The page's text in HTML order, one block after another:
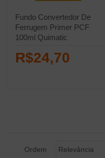
Fundo Convertedor De
Ferrugem Primer PCF
100ml Quimatic
R$24,70
Ordem Relevância